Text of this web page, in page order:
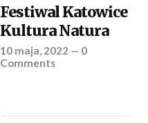
Festiwal Katowice
Kultura Natura
10 maja, 2022 — 0
Comments